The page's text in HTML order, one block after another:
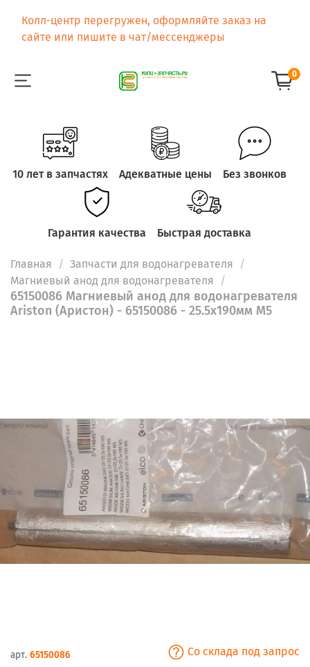
Колл-центр перегружен, оформляйте заказ на
сайте или пишите в чат/мессенджеры
0
10 лет в запчастях Адекватные цены Без звонков
Гарантия качества Быстрая доставка
Главная
Запчасти для водонагревателя
Магниевый анод для водонагревателя
65150086 Магниевый анод для водонагревателя
Ariston (Аристон) - 65150086 - 25.5x190мм M5
арт. 65150086 Со склада под запрос